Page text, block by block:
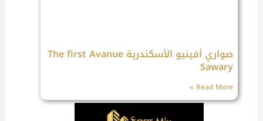
صواري أفينيو الأسكندرية The first Avanue
Sawary
Read More »